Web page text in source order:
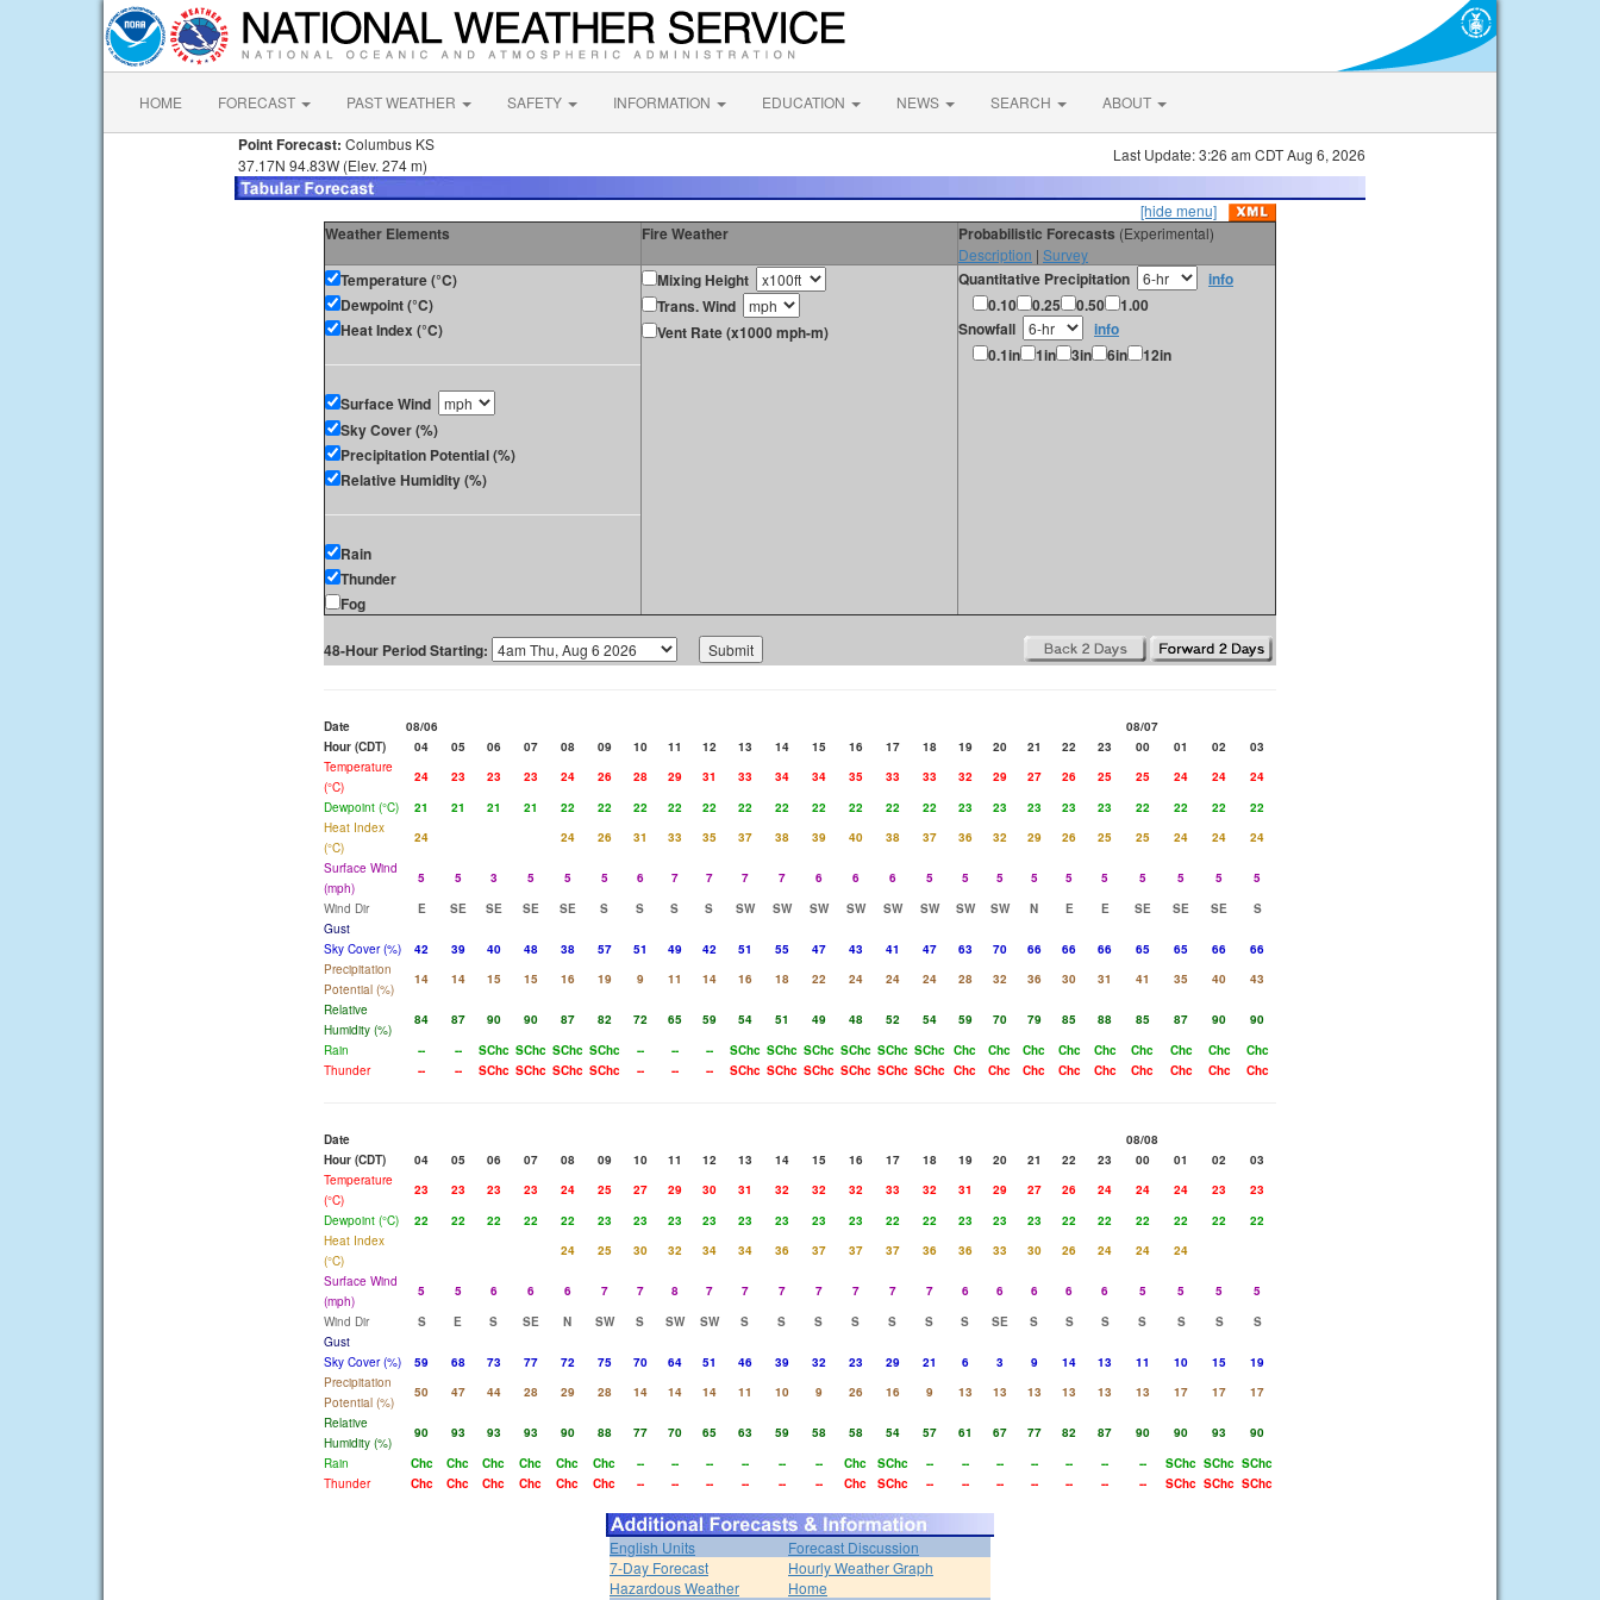
HOME FORECAST PAST WEATHER SAFETY INFORMATION EDUCATION NEWS SEARCH ABOUT
Point Forecast: Columbus KS
37.17N 94.83W (Elev. 274 m)
Last Update: 3:26 am CDT Aug 6, 2026
[hide menu]
Weather Elements Fire Weather Probabilistic Forecasts (Experimental)
Description | Survey
Temperature (°C)
Dewpoint (°C)
Heat Index (°C)
Surface Wind
Sky Cover (%)
Precipitation Potential (%)
Relative Humidity (%)
Rain
Thunder
Fog
Mixing Height
Trans. Wind
Vent Rate (x1000 mph-m)
Quantitative Precipitation
info
0.10
0.25 0.50
1.00
Snowfall
info
0.1in
1in 3in 6in 12in
48-Hour Period Starting:
Date 08/06
08/07
Hour (CDT)
04 05 06 07 08 09 10 11 12 13 14 15 16 17 18 19 20 21 22 23 00 01 02
03
Temperature
(°C)
24 23 23 23 24 26 28 29 31 33 34 34 35 33 33 32 29 27 26 25 25 24 24
24
Dewpoint (°C)
21 21 21 21 22 22 22 22 22 22 22 22 22 22 22 23 23 23 23 23 22 22 22
22
Heat Index
(°C)
24 24 26 31 33 35 37 38 39 40 38 37 36 32 29 26 25 25 24 24
24
Surface Wind
(mph)
5 5 3 5 5 5 6 7 7 7 7 6 6 6 5 5 5 5 5 5 5 5 5
5
Wind Dir
E SE SE SE SE S S S S SW SW SW SW SW SW SW SW N E E SE SE SE
S
Gust
Sky Cover (%)
42 39 40 48 38 57 51 49 42 51 55 47 43 41 47 63 70 66 66 66 65 65 66
66
Precipitation
Potential (%)
14 14 15 15 16 19 9 11 14 16 18 22 24 24 24 28 32 36 30 31 41 35 40
43
Relative
Humidity (%)
84 87 90 90 87 82 72 65 59 54 51 49 48 52 54 59 70 79 85 88 85 87 90
90
Rain
-- -- SChc SChc SChc SChc -- -- -- SChc SChc SChc SChc SChc SChc Chc Chc Chc Chc Chc Chc Chc Chc
Chc
Thunder
-- -- SChc SChc SChc SChc -- -- -- SChc SChc SChc SChc SChc SChc Chc Chc Chc Chc Chc Chc Chc Chc Chc
Date
08/08
Hour (CDT)
04 05 06 07 08 09 10 11 12 13 14 15 16 17 18 19 20 21 22 23 00 01 02
03
Temperature
(°C)
23 23 23 23 24 25 27 29 30 31 32 32 32 33 32 31 29 27 26 24 24 24 23
23
Dewpoint (°C)
22 22 22 22 22 23 23 23 23 23 23 23 23 22 22 23 23 23 22 22 22 22 22
22
Heat Index
(°C)
24 25 30 32 34 34 36 37 37 37 36 36 33 30 26 24 24
24
Surface Wind
(mph)
5 5 6 6 6 7 7 8 7 7 7 7 7 7 7 6 6 6 6 6 5 5 5
5
Wind Dir
S E S SE N SW S SW SW S S S S S S S SE S S S S S S
S
Gust
Sky Cover (%)
59 68 73 77 72 75 70 64 51 46 39 32 23 29 21 6 3 9 14 13 11 10 15
19
Precipitation
Potential (%)
50 47 44 28 29 28 14 14 14 11 10 9 26 16 9 13 13 13 13 13 13 17 17
17
Relative
Humidity (%)
90 93 93 93 90 88 77 70 65 63 59 58 58 54 57 61 67 77 82 87 90 90 93
90
Rain
Chc Chc Chc Chc Chc Chc -- -- -- -- -- -- Chc SChc -- -- -- -- -- -- -- SChc SChc SChc
Thunder
Chc Chc Chc Chc Chc Chc -- -- -- -- -- -- Chc SChc -- -- -- -- -- -- -- SChc SChc SChc
English Units
Forecast Discussion
7-Day Forecast
Hourly Weather Graph
Hazardous Weather
Home